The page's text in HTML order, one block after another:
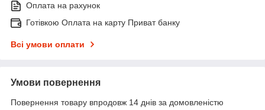
Оплата на рахунок
Готівкою Оплата на карту Приват банку
Всі умови оплати
Умови повернення
Повернення товару впродовж 14 днів за домовленістю